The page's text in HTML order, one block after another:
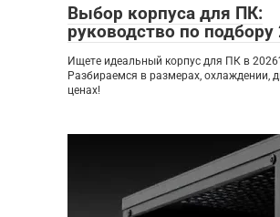
Выбор корпуса для ПК:
руководство по подбору
Ищете идеальный корпус для ПК в
Разбираемся в размерах, охлаждении,
ценах!